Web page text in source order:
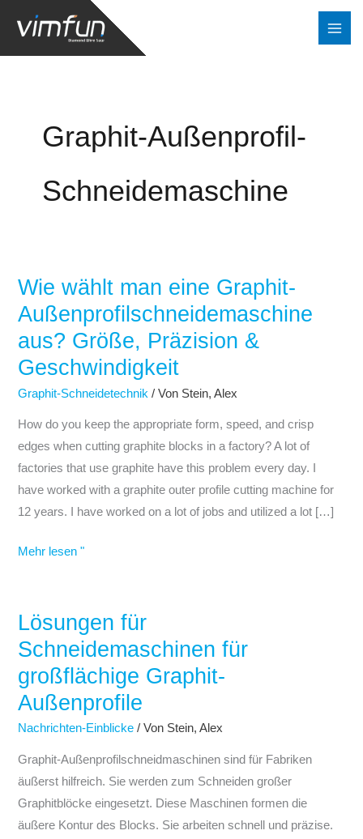
Inhalt
springen
Graphit-Außenprofil-
Schneidemaschine
Wie wählt man eine Graphit-
Außenprofilschneidemaschine
aus? Größe, Präzision &
Geschwindigkeit
Graphit-Schneidetechnik / Von Stein, Alex
How do you keep the appropriate form, speed, and crisp
edges when cutting graphite blocks in a factory? A lot of
factories that use graphite have this problem every day. I
have worked with a graphite outer profile cutting machine for
12 years. I have worked on a lot of jobs and utilized a lot […]
Wie
wählt
eine
Graphit-
Außenprofilschneidemaschine
Mehr lesen "
Lösungen für
Schneidemaschinen für
großflächige Graphit-
Außenprofile
Nachrichten-Einblicke / Von Stein, Alex
Graphit-Außenprofilschneidmaschinen sind für Fabriken
äußerst hilfreich. Sie werden zum Schneiden großer
Graphitblöcke eingesetzt. Diese Maschinen formen die
äußere Kontur des Blocks. Sie arbeiten schnell und präzise.
Lösungen
für
für
großflächige
Graphit-